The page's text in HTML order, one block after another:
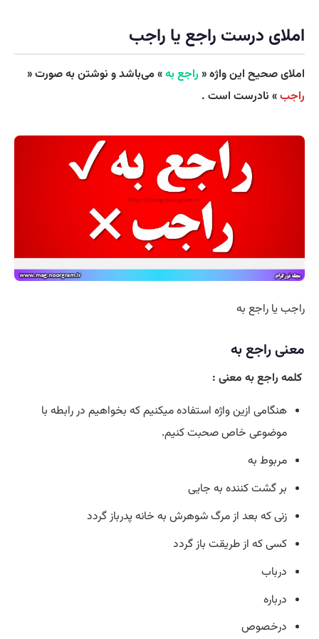
املای درست راجع یا راجب
املای صحیح این واژه « راجع به» می‌باشد و نوشتن به صورت «
راجب» نادرست است .
راجب یا راجع به
معنیراجع به
کلمه راجع به معنی :
هنگامی ازین واژه استفاده میکنیم که بخواهیم در رابطه با
موضوعی خاص صحبت کنیم.
مربوط به
بر گشت کننده به جایی
زنی که بعد از مرگ شوهرش به خانه پدرباز گردد
کسی که از طریقت باز گردد
درباب
درباره
درخصوص